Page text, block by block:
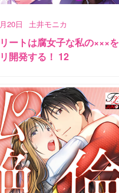
20日 土井モニカ
ートは腐女子な私の×××を
開発する！ 12